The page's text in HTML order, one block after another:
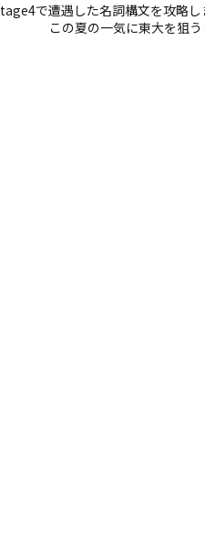
で遭遇した名詞構文を攻略し
この夏の一気に東大を狙